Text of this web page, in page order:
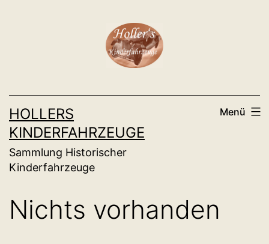
HOLLERS
KINDERFAHRZEUGE
Sammlung Historischer
Kinderfahrzeuge
Menü
Nichts vorhanden